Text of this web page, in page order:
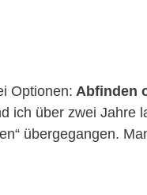
Optionen: Abfinden
ich über zwei Jahre
übergegangen.